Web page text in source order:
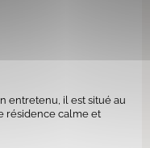
entretenu, il est situé au
résidence calme et